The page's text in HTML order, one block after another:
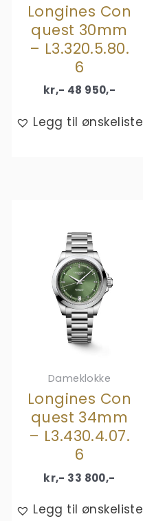
Longines Con
quest 30mm
– L3.320.5.80.
6
kr,- 48 950,-
Legg til ønskeliste
Dameklokke
Longines Con
quest 34mm
– L3.430.4.07.
6
kr,- 33 800,-
Legg til ønskeliste